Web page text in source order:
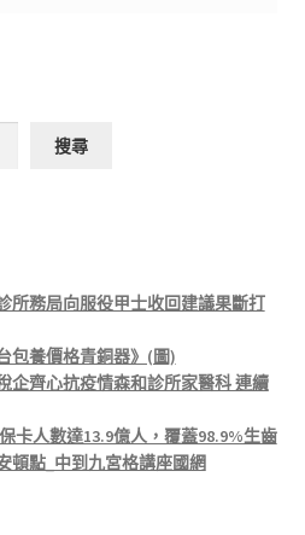
搜尋
所務局向服役甲士收回建議果斷打
包養價格青銅器》(圖)
企齊心抗疫情森和診所家醫科 連續
卡人數達13.9億人，覆蓋98.9%生齒
頓點_中到九宮格講座國網